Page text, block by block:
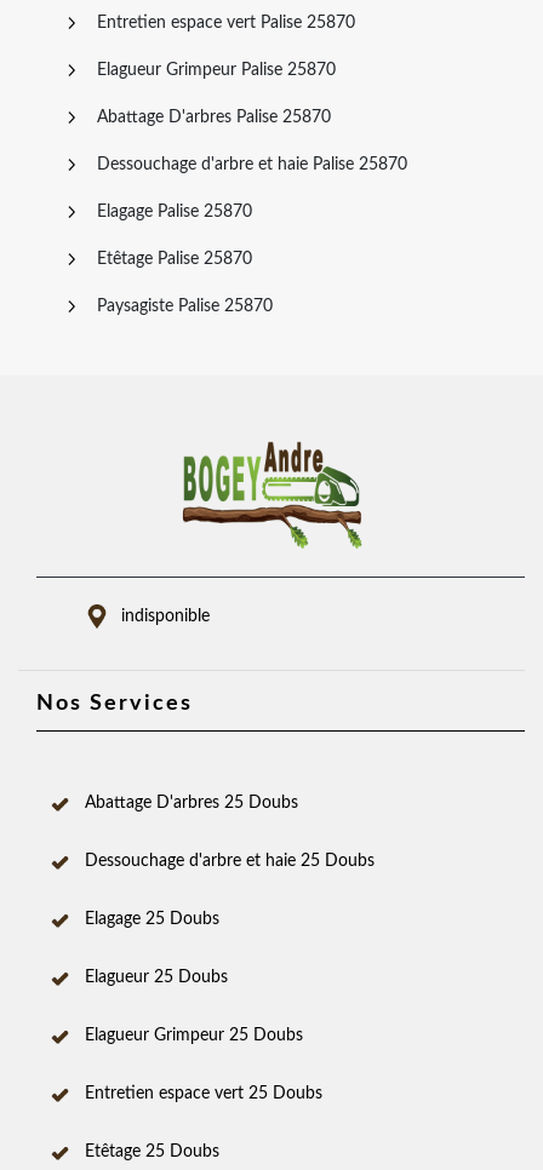
Entretien espace vert Palise 25870
Elagueur Grimpeur Palise 25870
Abattage D'arbres Palise 25870
Dessouchage d'arbre et haie Palise 25870
Elagage Palise 25870
Etêtage Palise 25870
Paysagiste Palise 25870
indisponible
Nos Services
Abattage D'arbres 25 Doubs
Dessouchage d'arbre et haie 25 Doubs
Elagage 25 Doubs
Elagueur 25 Doubs
Elagueur Grimpeur 25 Doubs
Entretien espace vert 25 Doubs
Etêtage 25 Doubs